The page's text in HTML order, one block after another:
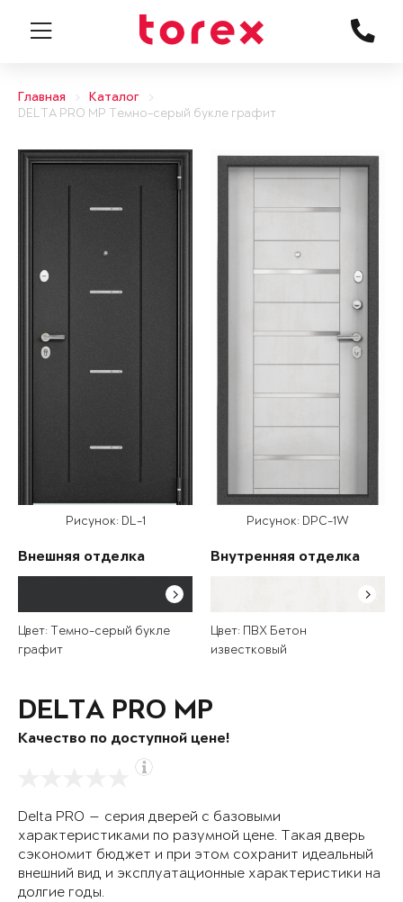
Главная
Каталог
DELTA PRO MP Темно-серый букле графит
Рисунок: DL-1
Внешняя отделка
Цвет: Темно-серый букле
графит
Рисунок: DPC-1W
Внутренняя отделка
Цвет: ПВХ Бетон
известковый
DELTA PRO MP
Качество по доступной цене!
Delta PRO — серия дверей с базовыми
характеристиками по разумной цене. Такая дверь
сэкономит бюджет и при этом сохранит идеальный
внешний вид и эксплуатационные характеристики на
долгие годы.